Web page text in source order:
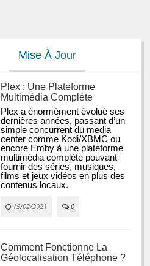
Mise À Jour
Plex : Une Plateforme
Multimédia Complète
Plex a énormément évolué ses
dernières années, passant d’un
simple concurrent du media
center comme Kodi/XBMC ou
encore Emby à une plateforme
multimédia complète pouvant
fournir des séries, musiques,
films et jeux vidéos en plus des
contenus locaux.
15/02/2021 0
Comment Fonctionne La
Géolocalisation Téléphone ?